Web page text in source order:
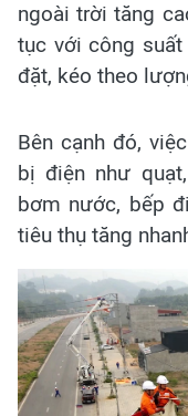
ngoài trời tăng
tục với công
đặt, kéo theo
Bên cạnh đó,
bị điện như
bơm nước, bếp
tiêu thụ tăng